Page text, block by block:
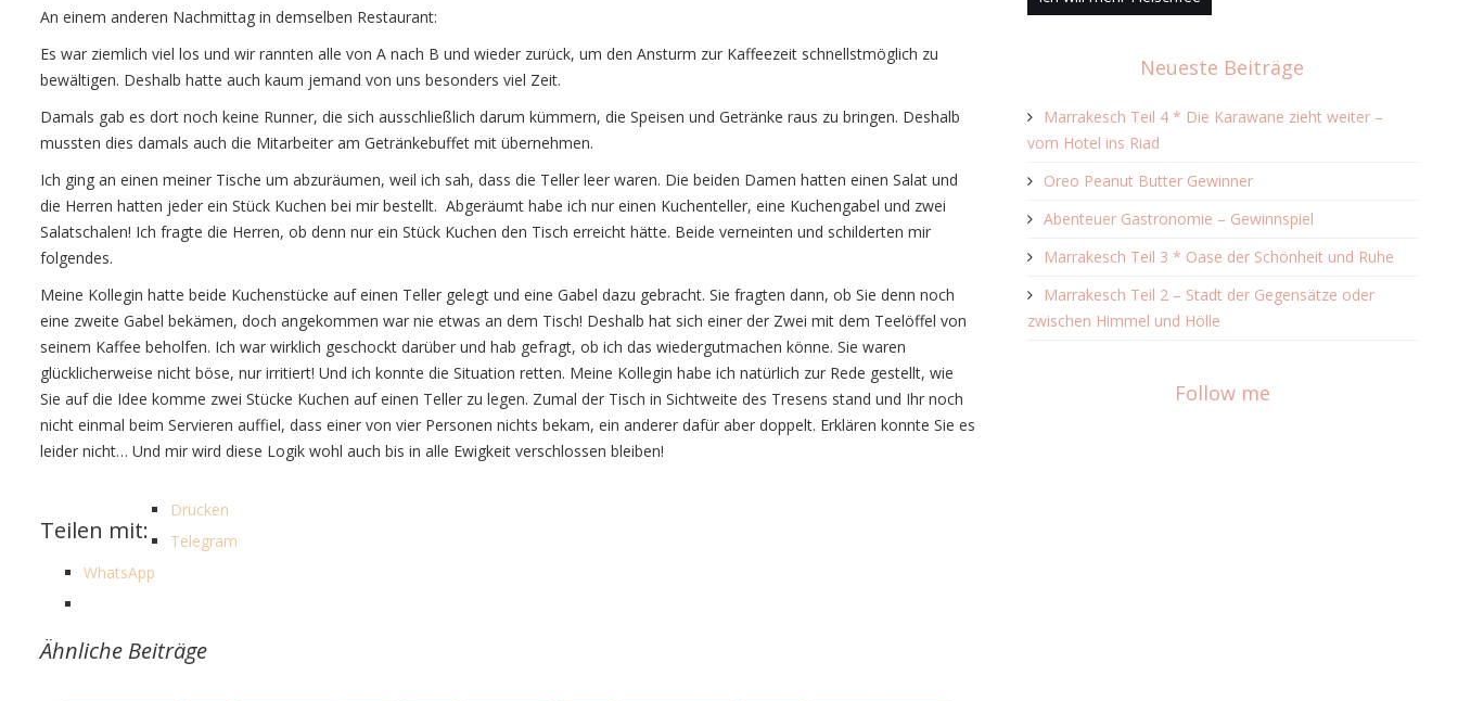
An einem anderen Nachmittag in demselben Restaurant:
Es war ziemlich viel los und wir rannten alle von A nach B und wieder zurück, um den Ansturm zur Kaffeezeit schnellstmöglich zu
bewältigen. Deshalb hatte auch kaum jemand von uns besonders viel Zeit.
Damals gab es dort noch keine Runner, die sich ausschließlich darum kümmern, die Speisen und Getränke raus zu bringen. Deshalb
mussten dies damals auch die Mitarbeiter am Getränkebuffet mit übernehmen.
Ich ging an einen meiner Tische um abzuräumen, weil ich sah, dass die Teller leer waren. Die beiden Damen hatten einen Salat und
die Herren hatten jeder ein Stück Kuchen bei mir bestellt. Abgeräumt habe ich nur einen Kuchenteller, eine Kuchengabel und zwei
Salatschalen! Ich fragte die Herren, ob denn nur ein Stück Kuchen den Tisch erreicht hätte. Beide verneinten und schilderten mir
folgendes.
Meine Kollegin hatte beide Kuchenstücke auf einen Teller gelegt und eine Gabel dazu gebracht. Sie fragten dann, ob Sie denn noch
eine zweite Gabel bekämen, doch angekommen war nie etwas an dem Tisch! Deshalb hat sich einer der Zwei mit dem Teelöffel von
seinem Kaffee beholfen. Ich war wirklich geschockt darüber und hab gefragt, ob ich das wiedergutmachen könne. Sie waren
glücklicherweise nicht böse, nur irritiert! Und ich konnte die Situation retten. Meine Kollegin habe ich natürlich zur Rede gestellt, wie
Sie auf die Idee komme zwei Stücke Kuchen auf einen Teller zu legen. Zumal der Tisch in Sichtweite des Tresens stand und Ihr noch
nicht einmal beim Servieren auffiel, dass einer von vier Personen nichts bekam, ein anderer dafür aber doppelt. Erklären konnte Sie es
leider nicht… Und mir wird diese Logik wohl auch bis in alle Ewigkeit verschlossen bleiben!
Teilen mit:
Drucken
Telegram
WhatsApp
Ähnliche Beiträge
Neueste Beiträge
Marrakesch Teil 4 * Die Karawane zieht weiter –
vom Hotel ins Riad
Oreo Peanut Butter Gewinner
Abenteuer Gastronomie – Gewinnspiel
Marrakesch Teil 3 * Oase der Schönheit und Ruhe
Marrakesch Teil 2 – Stadt der Gegensätze oder
zwischen Himmel und Hölle
Follow me